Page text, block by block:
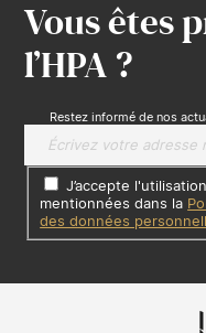
Vous êtes
l’HPA ?
Restez informé de nos
J’accepte
mentionnées dans la
des données